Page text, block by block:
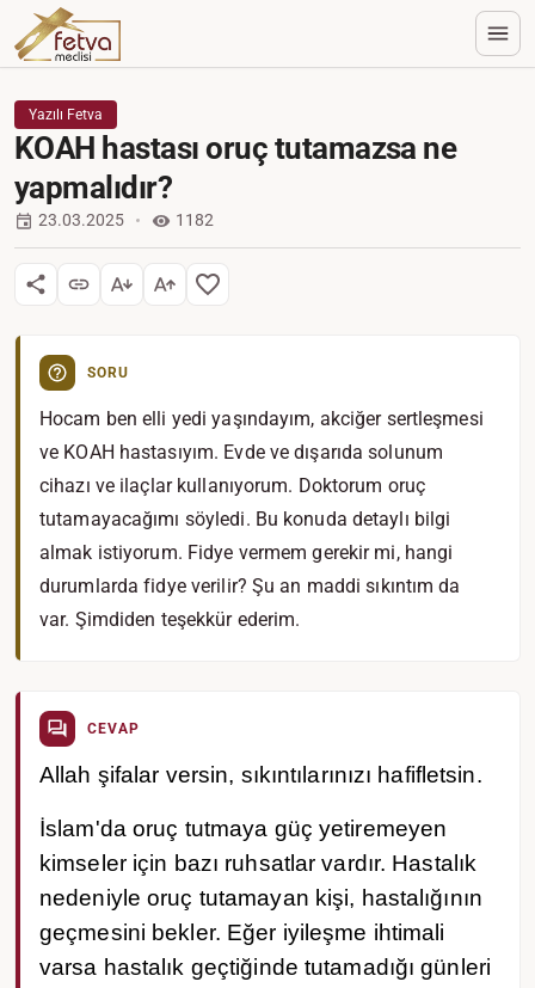
Yazılı Fetva
KOAH hastası oruç tutamazsa ne
yapmalıdır?
23.03.2025 1182
SORU
Hocam ben elli yedi yaşındayım, akciğer sertleşmesi
ve KOAH hastasıyım. Evde ve dışarıda solunum
cihazı ve ilaçlar kullanıyorum. Doktorum oruç
tutamayacağımı söyledi. Bu konuda detaylı bilgi
almak istiyorum. Fidye vermem gerekir mi, hangi
durumlarda fidye verilir? Şu an maddi sıkıntım da
var. Şimdiden teşekkür ederim.
CEVAP
Allah şifalar versin, sıkıntılarınızı hafifletsin.
İslam'da oruç tutmaya güç yetiremeyen
kimseler için bazı ruhsatlar vardır. Hastalık
nedeniyle oruç tutamayan kişi, hastalığının
geçmesini bekler. Eğer iyileşme ihtimali
varsa hastalık geçtiğinde tutamadığı günleri